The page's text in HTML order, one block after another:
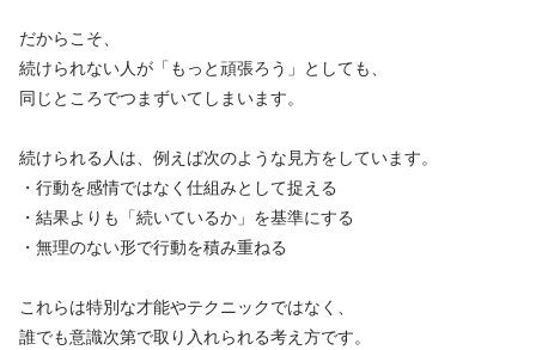
だからこそ、
続けられない人が「もっと頑張ろう」としても、
同じところでつまずいてしまいます。
続けられる人は、例えば次のような見方をしています。
・行動を感情ではなく仕組みとして捉える
・結果よりも「続いているか」を基準にする
・無理のない形で行動を積み重ねる
これらは特別な才能やテクニックではなく、
誰でも意識次第で取り入れられる考え方です。